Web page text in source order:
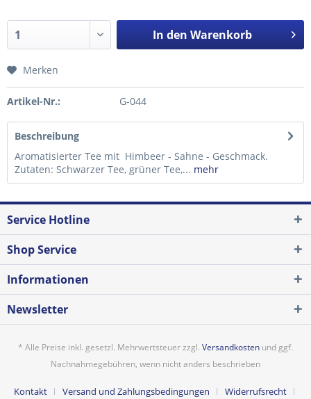
In den Warenkorb
Merken
Artikel-Nr.: G-044
Beschreibung
Aromatisierter Tee mit Himbeer - Sahne - Geschmack.
Zutaten: Schwarzer Tee, grüner Tee,... mehr
Service Hotline
Shop Service
Informationen
Newsletter
* Alle Preise inkl. gesetzl. Mehrwertsteuer zzgl. Versandkosten und ggf.
Nachnahmegebühren, wenn nicht anders beschrieben
Kontakt Versand und Zahlungsbedingungen Widerrufsrecht